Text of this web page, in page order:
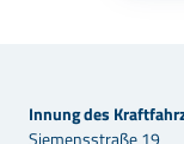
Innung des
Siemensstraße 19